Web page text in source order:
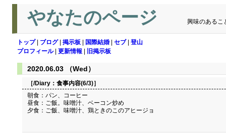
やなたのページ 興味のあるこ
トップ| ブログ| 掲示板 国際結婚 セブ| 登山
プロフィール| 更新情報 旧掲示板
2020.06.03 （Wed）
［/Diary： 食事内容(6/3)］
朝食：パン、コーヒー
昼食：ご飯。味噌汁、ベーコン炒め
夕食：ご飯、味噌汁、鶏ときのこのアヒージョ